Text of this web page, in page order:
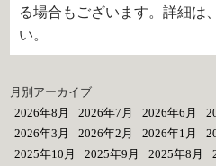
る場合もございます。詳細は
い。
月別アーカイブ
2026年8月
2026年7月 2026年6月
2026年3月
2026年2月 2026年1月
2025年10月
2025年9月 2025年8月